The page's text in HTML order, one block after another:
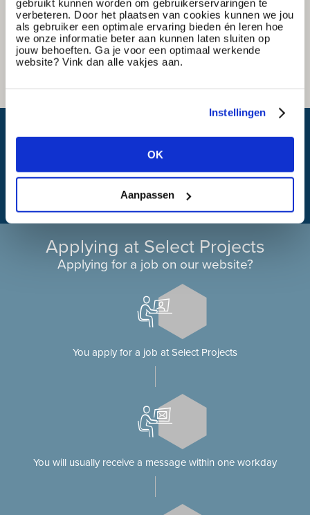
gebruikt kunnen worden om gebruikerservaringen te
verbeteren. Door het plaatsen van cookies kunnen we jou
als gebruiker een optimale ervaring bieden én leren hoe
we onze informatie beter aan kunnen laten sluiten op
jouw behoeften. Ga je voor een optimaal werkende
website? Vink dan alle vakjes aan.
Instellingen
OK
Aanpassen
Applying at Select Projects
Applying for a job on our website?
You apply for a job at Select Projects
You will usually receive a message within one workday